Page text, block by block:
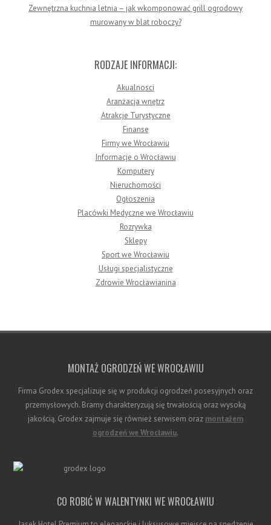
Zewnętrzna kuchnia letnia – jak wkomponować grill ogrodowy
murowany w blat roboczy?
RODZAJE INFORMACJI:
Akualnosci
Aranżacja wnętrz
Atrakcje Turystyczne
Finanse
Firmy we Wrocławiu
Informacje o Wrocławiu
Komputery
Nieruchomości
Ogłoszenia
Placówki Medyczne we Wrocławiu
Rozrywka
Sklepy
Sport we Wrocławiu
Usługi specjalistyczne
Zdrowie Wrocławianina
MONTAŻ OGRODZEŃ WE WROCŁAWIU
Firma Grodex specjalizuje się w produkcji ogrodzeń posesyjnych oraz
przemysłowych. Bramy charakteryzują się trwałością oraz wysoką
jakością. Grodex zajmuje się również serwisem oraz montażem
ogrodzeń we Wrocławiu.
CO ROBIĆ W WALENTYNKI WE WROCŁAWIU